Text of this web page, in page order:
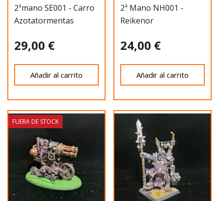
2ªmano SE001 - Carro
Azotatormentas
29,00 €
Añadir al carrito
2ª Mano NH001 -
Reikenor
24,00 €
Añadir al carrito
FUERA DE STOCK